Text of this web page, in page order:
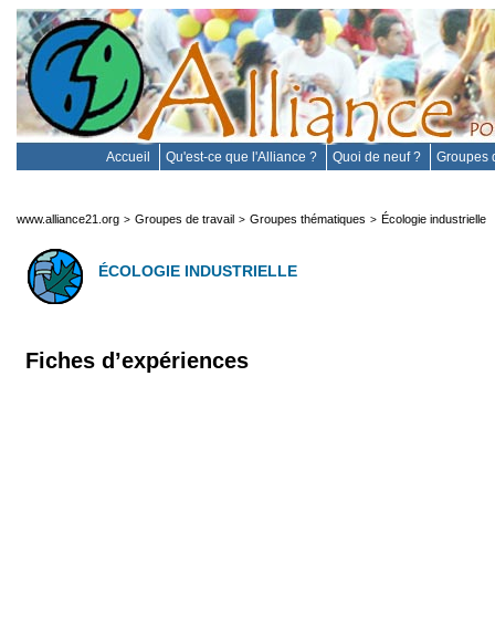
Accueil Qu'est-ce que l'Alliance ? Quoi de neuf ? Groupes
www.alliance21.org > Groupes de travail > Groupes thématiques > Écologie industrielle
ÉCOLOGIE INDUSTRIELLE
Fiches d’expériences